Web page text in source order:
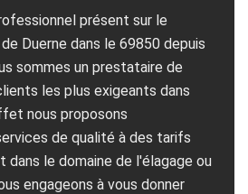
présent sur le
Duerne dans le 69850 depuis
sommes un prestataire de
les plus exigeants dans
nous proposons
de qualité à des tarifs
dans le domaine de l'élagage ou
engageons à vous donner